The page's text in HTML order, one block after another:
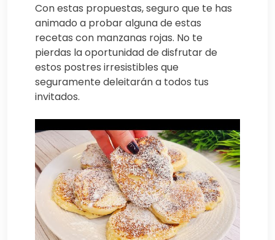
Con estas propuestas, seguro que te has
animado a probar alguna de estas
recetas con manzanas rojas. No te
pierdas la oportunidad de disfrutar de
estos postres irresistibles que
seguramente deleitarán a todos tus
invitados.